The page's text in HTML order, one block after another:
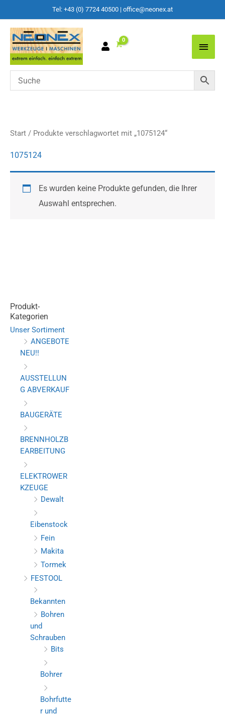
Tel: +43 (0) 7724 40500 | office@neonex.at
Main
Produkt-
Kategorien
Unser Sortiment
ANGEBOTE
NEU!!
AUSSTELLUN
G ABVERKAUF
BAUGERÄTE
BRENNHOLZB
EARBEITUNG
ELEKTROWER
KZEUGE
Dewalt
Eibenstock
Fein
Makita
Tormek
FESTOOL
Bekannten
Bohren
und
Schrauben
Bits
Bohrer
Bohrfutte
r und
Start / Produkte verschlagwortet mit „1075124“
1075124
Es wurden keine Produkte gefunden, die Ihrer
Auswahl entsprechen.